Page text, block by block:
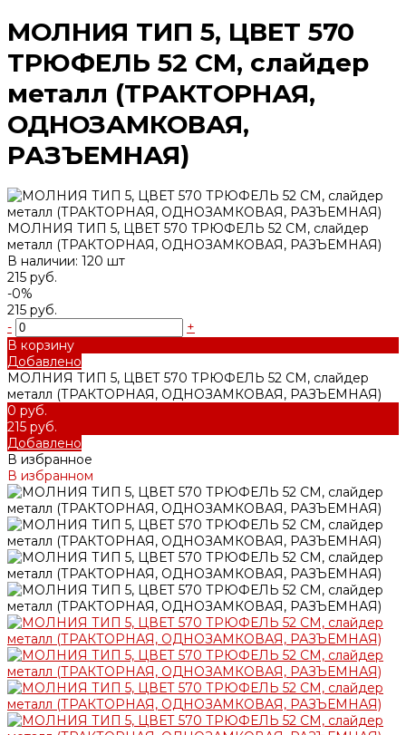
МОЛНИЯ ТИП 5, ЦВЕТ 570
ТРЮФЕЛЬ 52 СМ, слайдер
металл (ТРАКТОРНАЯ,
ОДНОЗАМКОВАЯ,
РАЗЪЕМНАЯ)
МОЛНИЯ ТИП 5, ЦВЕТ 570 ТРЮФЕЛЬ 52 СМ, слайдер
металл (ТРАКТОРНАЯ, ОДНОЗАМКОВАЯ, РАЗЪЕМНАЯ)
В наличии: 120 шт
215 руб.
-0%
215 руб.
-
+
В корзину
Добавлено
МОЛНИЯ ТИП 5, ЦВЕТ 570 ТРЮФЕЛЬ 52 СМ, слайдер
металл (ТРАКТОРНАЯ, ОДНОЗАМКОВАЯ, РАЗЪЕМНАЯ)
0 руб.
215 руб.
Добавлено
В избранное
В избранном